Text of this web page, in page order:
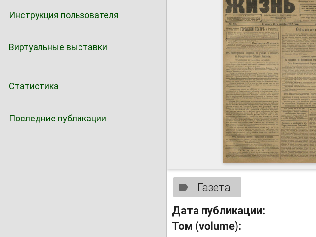
Инструкция пользователя
Виртуальные выставки
Статистика
Последние публикации
Газета
Дата публикации:
Том (volume):